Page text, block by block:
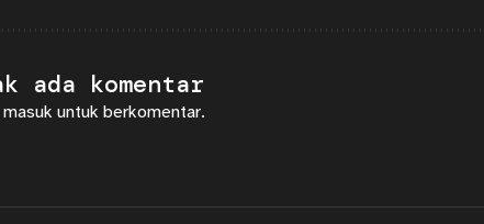
ada komentar
masuk untuk berkomentar.